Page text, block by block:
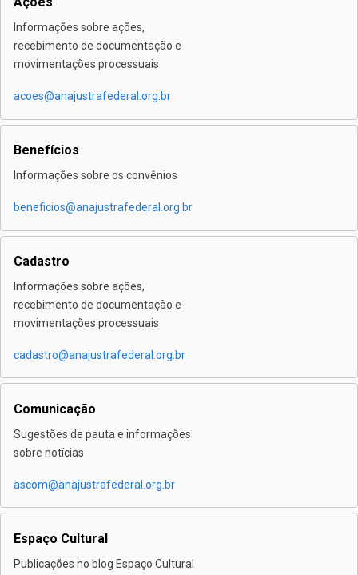
Informações sobre ações,
recebimento de documentação e
movimentações processuais
acoes@anajustrafederal.org.br
Benefícios
Informações sobre os convênios
beneficios@anajustrafederal.org.br
Cadastro
Informações sobre ações,
recebimento de documentação e
movimentações processuais
cadastro@anajustrafederal.org.br
Comunicação
Sugestões de pauta e informações
sobre notícias
ascom@anajustrafederal.org.br
Espaço Cultural
Publicações no blog Espaço Cultural